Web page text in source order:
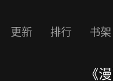
更新 排行 书架
《